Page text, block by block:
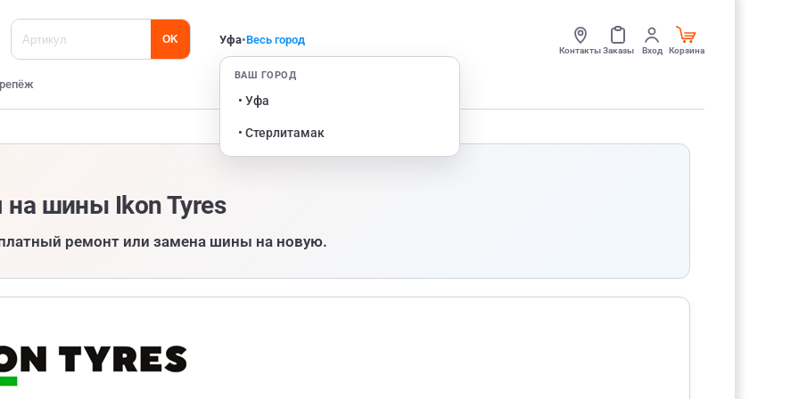
OK Уфа•Весь город
ВАШ ГОРОД
• Уфа
• Стерлитамак
КонтактыЗаказы Вход Корзина
на шины Ikon Tyres
ремонт или замена шины на новую.